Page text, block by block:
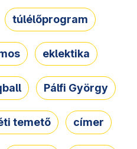
túlélőprogram
eklektika
Pálfi György
temető címer